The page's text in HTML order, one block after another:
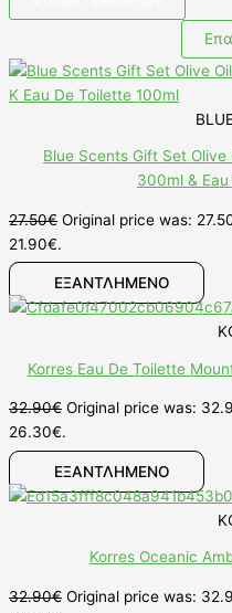
Blue Scents Gift Set Olive
300ml &
27.50€ Original price was:
21.90€.
ΕΞΑΝΤΛΗΜΕΝΟ
Korres Eau De Toilette
32.90€ Original price was:
26.30€.
ΕΞΑΝΤΛΗΜΕΝΟ
Korres Oceanic
32.90€ Original price was: